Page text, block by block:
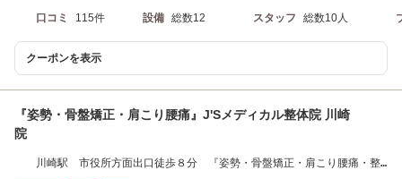
口コミ 115件 設備 総数12 スタッフ 総数10人
クーポンを表示
『姿勢・骨盤矯正・肩こり腰痛』J'Sメディカル整体院 川崎
院
川崎駅 市役所方面出口徒歩８分 『姿勢・骨盤矯正・肩こり腰痛・整